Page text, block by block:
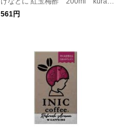
hisha 夏バテ対策 夏の養生
561円